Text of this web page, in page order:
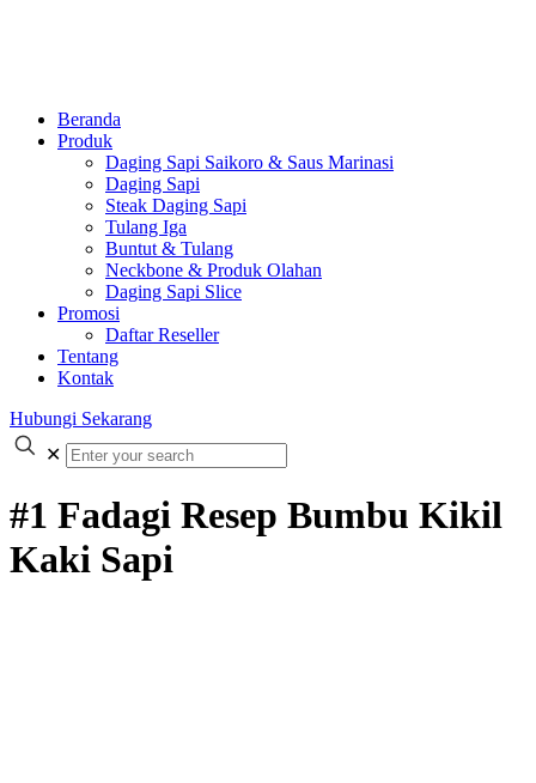
Beranda
Produk
Daging Sapi Saikoro & Saus Marinasi
Daging Sapi
Steak Daging Sapi
Tulang Iga
Buntut & Tulang
Neckbone & Produk Olahan
Daging Sapi Slice
Promosi
Daftar Reseller
Tentang
Kontak
Hubungi Sekarang
✕
#1 Fadagi Resep Bumbu Kikil
Kaki Sapi